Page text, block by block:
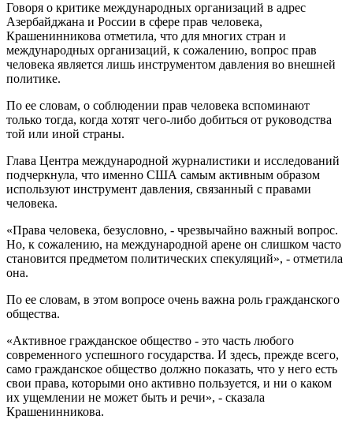
Говоря о критике международных организаций в адрес
Азербайджана и России в сфере прав человека,
Крашенинникова отметила, что для многих стран и
международных организаций, к сожалению, вопрос прав
человека является лишь инструментом давления во внешней
политике.
По ее словам, о соблюдении прав человека вспоминают
только тогда, когда хотят чего-либо добиться от руководства
той или иной страны.
Глава Центра международной журналистики и исследований
подчеркнула, что именно США самым активным образом
используют инструмент давления, связанный с правами
человека.
«Права человека, безусловно, - чрезвычайно важный вопрос.
Но, к сожалению, на международной арене он слишком часто
становится предметом политических спекуляций», - отметила
она.
По ее словам, в этом вопросе очень важна роль гражданского
общества.
«Активное гражданское общество - это часть любого
современного успешного государства. И здесь, прежде всего,
само гражданское общество должно показать, что у него есть
свои права, которыми оно активно пользуется, и ни о каком
их ущемлении не может быть и речи», - сказала
Крашенинникова.